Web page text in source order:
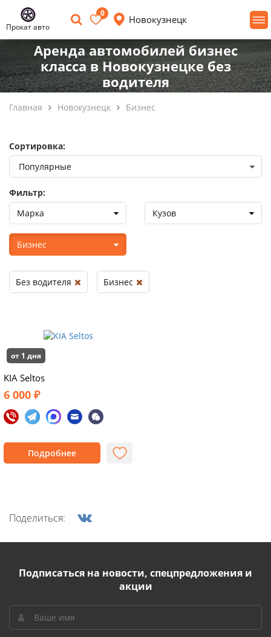
Прокат авто
0
Новокузнецк
Аренда автомобилей бизнес
класса в Новокузнецке без
водителя
Главная Новокузнецк Бизнес
от 1 дня
KIA Seltos
6 000 ₽
Подробнее
Поделиться:
Сортировка:
Фильтр:
Марка
Кузов
Бизнес
Без водителя Бизнес
Подписаться на новости, спецпредложения и
акции